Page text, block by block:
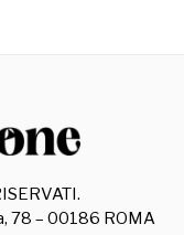
78 – 00186 ROMA